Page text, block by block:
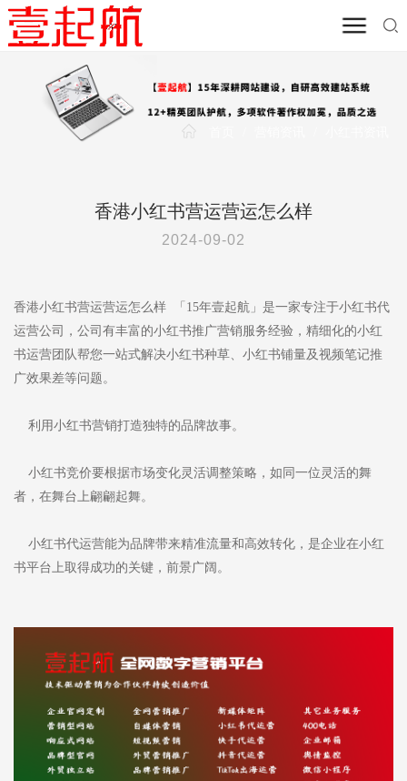
香港小红书营运营运怎么样
2024-09-02
香港小红书营运营运怎么样 「15年壹起航」是一家专注于小红书代
运营公司，公司有丰富的小红书推广营销服务经验，精细化的小红
书运营团队帮您一站式解决小红书种草、小红书铺量及视频笔记推
广效果差等问题。
利用小红书营销打造独特的品牌故事。
小红书竞价要根据市场变化灵活调整策略，如同一位灵活的舞
者，在舞台上翩翩起舞。
小红书代运营能为品牌带来精准流量和高效转化，是企业在小红
书平台上取得成功的关键，前景广阔。